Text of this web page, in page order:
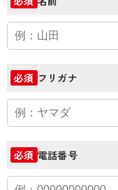
必須 フリガナ
必須 電話番号